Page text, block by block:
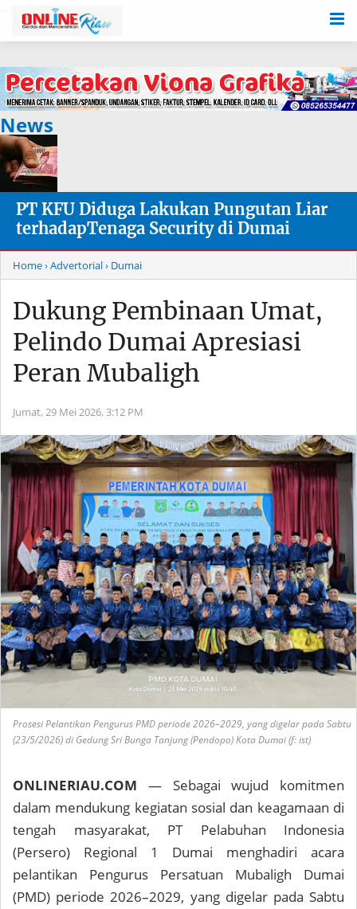
News
PT KFU Diduga Lakukan Pungutan Liar
terhadapTenaga Security di Dumai
Home› Advertorial› Dumai
Dukung Pembinaan Umat,
Pelindo Dumai Apresiasi
Peran Mubaligh
Jumat, 29 Mei 2026, 3:12 PM
Prosesi Pelantikan Pengurus PMD periode 2026–2029, yang digelar pada Sabtu
(23/5/2026) di Gedung Sri Bunga Tanjung (Pendopo) Kota Dumai (f: ist)
ONLINERIAU.COM — Sebagai wujud komitmen
dalam mendukung kegiatan sosial dan keagamaan di
tengah masyarakat, PT Pelabuhan Indonesia
(Persero) Regional 1 Dumai menghadiri acara
pelantikan Pengurus Persatuan Mubaligh Dumai
(PMD) periode 2026–2029, yang digelar pada Sabtu